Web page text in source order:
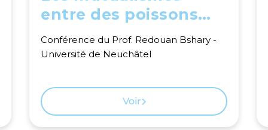
entre des poissons
des récifs coralliens
Conférence du Prof. Redouan Bshary -
Université de Neuchâtel
Voir